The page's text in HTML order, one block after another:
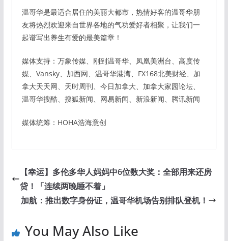
温哥华是最适合居住的美丽大都市，热情好客的温哥华朋
友将热烈欢迎来自世界各地的气功爱好者相聚，让我们一
起谱写出养生有爱的最美篇章！
媒体支持：万象传媒、刚到温哥华、凤凰美洲台、高度传
媒、Vansky、加西网、温哥华港湾、FX168北美财经、加
拿大天天网、天时周刊、今日加拿大、加拿大家园论坛、
温哥华搜酷、搜狐新闻、网易新闻、新浪新闻、腾讯新闻
媒体统筹：HOHA浩海意创
【幸运】多伦多华人妈妈中6位数大奖：全部用来还房
贷！「连续两晚睡不着」
加航：推出数字身份证，温哥华机场告别排队登机！
You May Also Like